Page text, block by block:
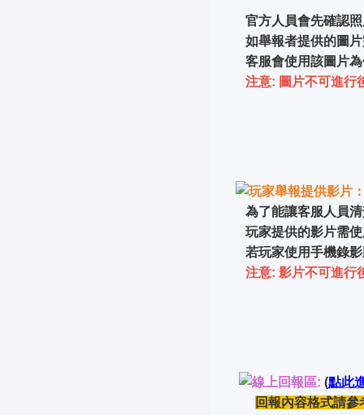
官方人員會先確認
如舉報者提供的圖
客服會使用該圖片
注意: 圖片不可進行
玩家舉報提供影片
為了能讓客服人員
玩家提供的影片需
若玩家使用手機錄
注意: 影片不可進行
線上回報區: (點此
回報內容格式請參